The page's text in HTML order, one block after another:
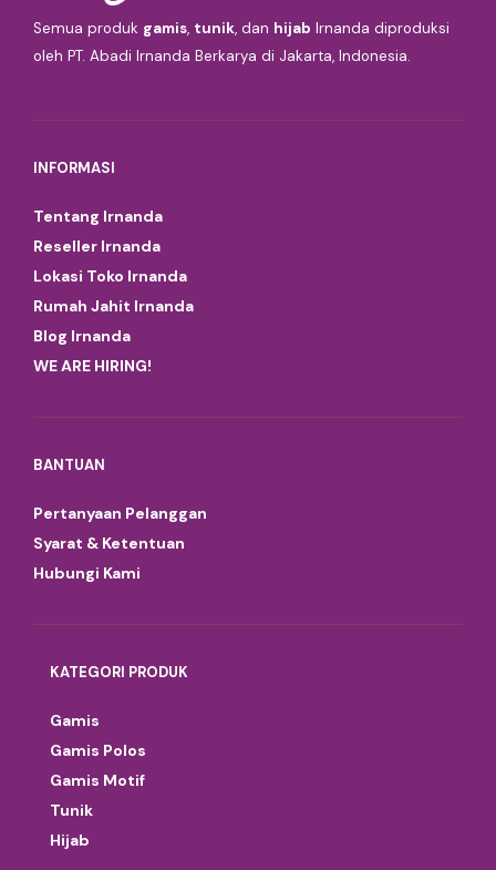
Semua produk gamis, tunik, dan hijab Irnanda diproduksi
oleh PT. Abadi Irnanda Berkarya di Jakarta, Indonesia.
INFORMASI
Tentang Irnanda
Reseller Irnanda
Lokasi Toko Irnanda
Rumah Jahit Irnanda
Blog Irnanda
WE ARE HIRING!
BANTUAN
Pertanyaan Pelanggan
Syarat & Ketentuan
Hubungi Kami
KATEGORI PRODUK
Gamis
Gamis Polos
Gamis Motif
Tunik
Hijab